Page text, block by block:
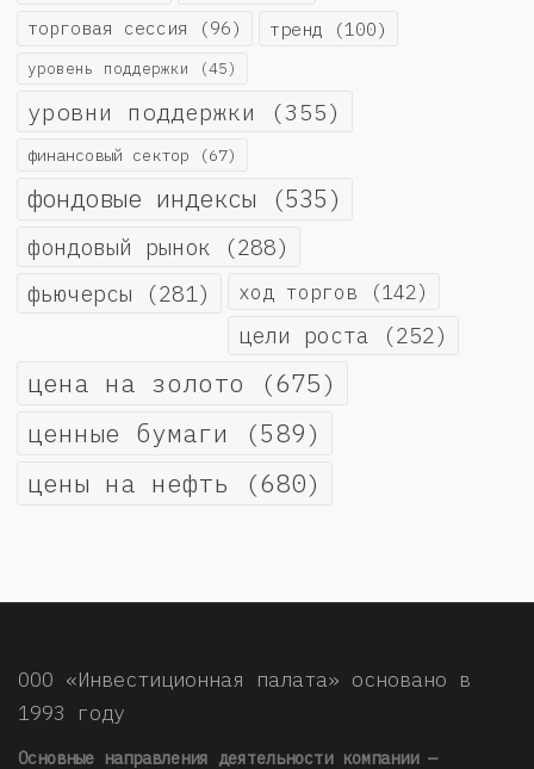
торговая сессия (96) тренд (100)
уровень поддержки (45)
уровни поддержки (355)
финансовый сектор (67)
фондовые индексы (535)
фондовый рынок (288)
фьючерсы (281) ход торгов (142)
цели роста (252)
цена на золото (675)
ценные бумаги (589)
цены на нефть (680)
ООО «Инвестиционная палата» основано в
1993 году
Основные направления деятельности компании —